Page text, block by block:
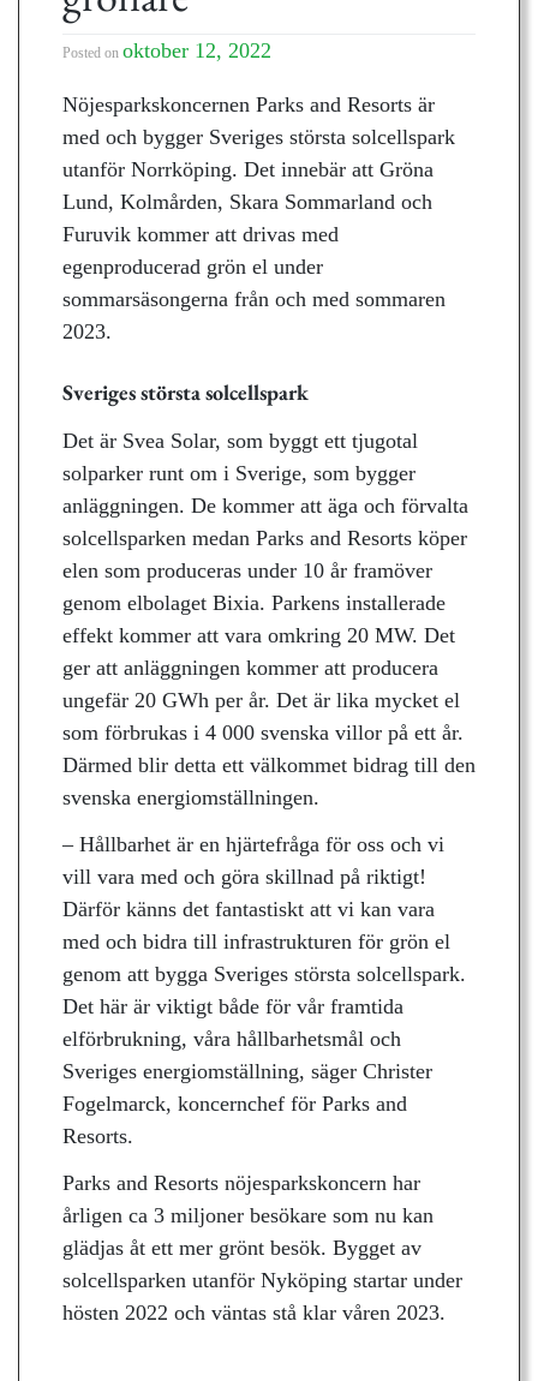
Posted on oktober 12, 2022
Nöjesparkskoncernen Parks and Resorts är
med och bygger Sveriges största solcellspark
utanför Norrköping. Det innebär att Gröna
Lund, Kolmården, Skara Sommarland och
Furuvik kommer att drivas med
egenproducerad grön el under
sommarsäsongerna från och med sommaren
2023.
Sveriges största solcellspark
Det är Svea Solar, som byggt ett tjugotal
solparker runt om i Sverige, som bygger
anläggningen. De kommer att äga och förvalta
solcellsparken medan Parks and Resorts köper
elen som produceras under 10 år framöver
genom elbolaget Bixia. Parkens installerade
effekt kommer att vara omkring 20 MW. Det
ger att anläggningen kommer att producera
ungefär 20 GWh per år. Det är lika mycket el
som förbrukas i 4 000 svenska villor på ett år.
Därmed blir detta ett välkommet bidrag till den
svenska energiomställningen.
– Hållbarhet är en hjärtefråga för oss och vi
vill vara med och göra skillnad på riktigt!
Därför känns det fantastiskt att vi kan vara
med och bidra till infrastrukturen för grön el
genom att bygga Sveriges största solcellspark.
Det här är viktigt både för vår framtida
elförbrukning, våra hållbarhetsmål och
Sveriges energiomställning, säger Christer
Fogelmarck, koncernchef för Parks and
Resorts.
Parks and Resorts nöjesparkskoncern har
årligen ca 3 miljoner besökare som nu kan
glädjas åt ett mer grönt besök. Bygget av
solcellsparken utanför Nyköping startar under
hösten 2022 och väntas stå klar våren 2023.